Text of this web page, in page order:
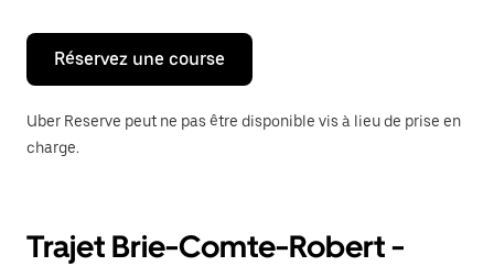
le
calendrier.
Réservez une course
Uber Reserve peut ne pas être disponible vis à lieu de prise en
charge.
Trajet Brie-Comte-Robert -